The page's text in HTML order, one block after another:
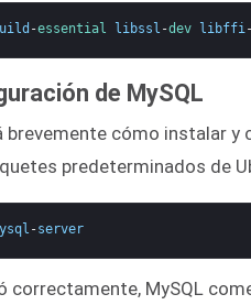
-essential libssl -dev libffi
de MySQL
cómo instalar y
predeterminados de
-server
correctamente, MySQL